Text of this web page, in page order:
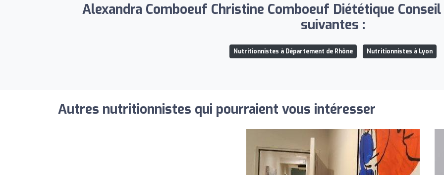
Alexandra Comboeuf Christine Comboeuf Diététique
suivantes :
Nutritionnistes à Département de Rhône Nutritionnistes à Lyon
Autres nutritionnistes qui pourraient vous intéresser